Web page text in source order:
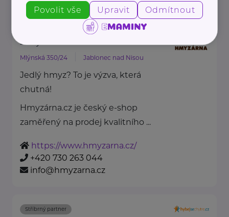
info@hartmanndirect.cz
Hmyzárna.cz
Mlýnská 350/24 Jablonec nad Nisou
Jedlý hmyz? To je výzva, která
chutná!
Hmyzárna.cz je český e-shop
zaměřený na prodej kvalitního ...
https://www.hmyzarna.cz/
+420 730 263 044
info@hmyzarna.cz
Stříbrný partner
Povolit vše Upravit Odmítnout